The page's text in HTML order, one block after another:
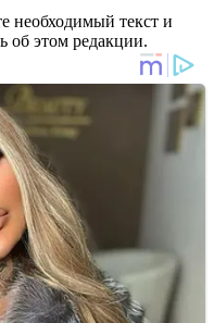
необходимый текст и
об этом редакции.